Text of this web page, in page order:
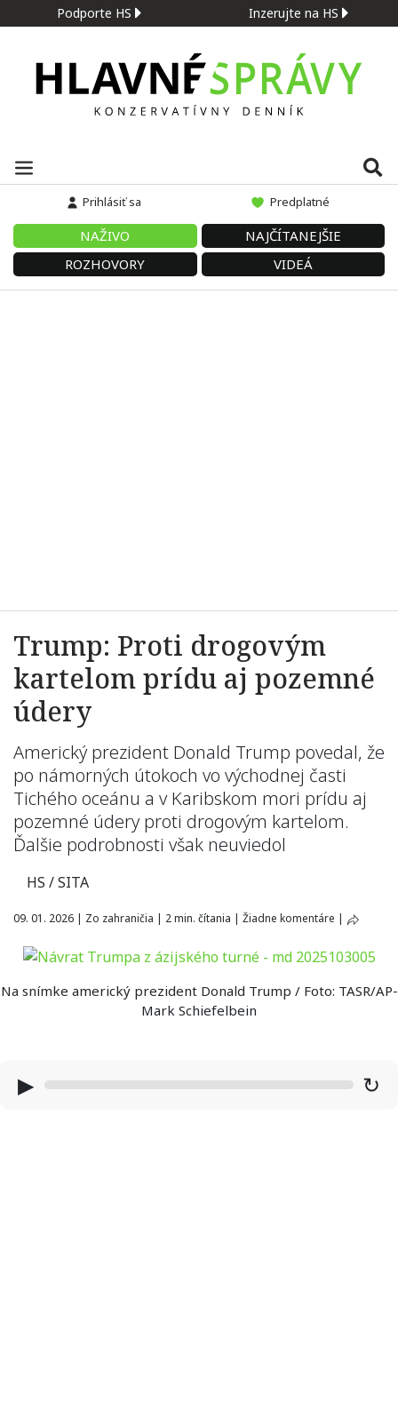
Podporte HS Inzerujte na HS
Prihlásiť sa Predplatné
NAŽIVO
NAJČÍTANEJŠIE
ROZHOVORY
VIDEÁ
Trump: Proti drogovým
kartelom prídu aj pozemné
údery
Americký prezident Donald Trump povedal, že
po námorných útokoch vo východnej časti
Tichého oceánu a v Karibskom mori prídu aj
pozemné údery proti drogovým kartelom.
Ďalšie podrobnosti však neuviedol
HS / SITA
09. 01. 2026 | Zo zahraničia | 2 min. čítania | Žiadne komentáre |
Na snímke americký prezident Donald Trump / Foto: TASR/AP-
Mark Schiefelbein
▶ ↻